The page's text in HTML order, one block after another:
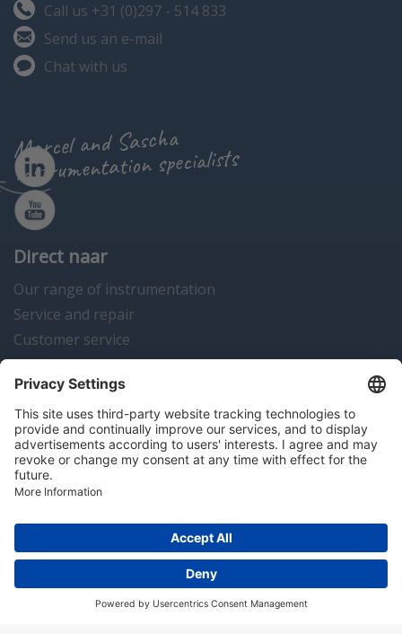
Call us +31 (0)297 - 514 833
Send us an e-mail
Chat with us
Marcel and Sascha
instrumentation specialists
Direct naar
Our range of instrumentation
Service and repair
Customer service
Instrumentation news
Contact us
Algemene voorwaarden Disclaimer
Colofon
Copyright © 2026 Hitma B.V.. All rights reserved.